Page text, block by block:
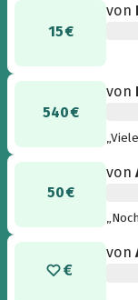
15 €
von
540 €
von
50 €
von
von